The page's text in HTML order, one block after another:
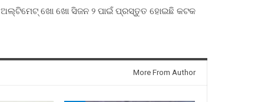
ଅଲ୍ଟିମେଟ୍ ଖୋ ଖୋ ସିଜନ ୨ ପାଇଁ ପ୍ରସ୍ତୁତ ହୋଇଛି କଟକ
More From Author